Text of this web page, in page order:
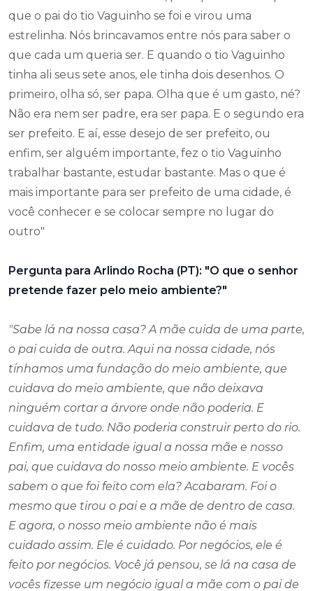
que o pai do tio Vaguinho se foi e virou uma
estrelinha. Nós brincavamos entre nós para saber o
que cada um queria ser. E quando o tio Vaguinho
tinha ali seus sete anos, ele tinha dois desenhos. O
primeiro, olha só, ser papa. Olha que é um gasto, né?
Não era nem ser padre, era ser papa. E o segundo era
ser prefeito. E aí, esse desejo de ser prefeito, ou
enfim, ser alguém importante, fez o tio Vaguinho
trabalhar bastante, estudar bastante. Mas o que é
mais importante para ser prefeito de uma cidade, é
você conhecer e se colocar sempre no lugar do
outro"
Pergunta para Arlindo Rocha (PT): "O que o senhor
pretende fazer pelo meio ambiente?"
"Sabe lá na nossa casa? A mãe cuida de uma parte,
o pai cuida de outra. Aqui na nossa cidade, nós
tínhamos uma fundação do meio ambiente, que
cuidava do meio ambiente, que não deixava
ninguém cortar a árvore onde não poderia. E
cuidava de tudo. Não poderia construir perto do rio.
Enfim, uma entidade igual a nossa mãe e nosso
pai, que cuidava do nosso meio ambiente. E vocês
sabem o que foi feito com ela? Acabaram. Foi o
mesmo que tirou o pai e a mãe de dentro de casa.
E agora, o nosso meio ambiente não é mais
cuidado assim. Ele é cuidado. Por negócios, ele é
feito por negócios. Você já pensou, se lá na casa de
vocês fizesse um negócio igual a mãe com o pai de